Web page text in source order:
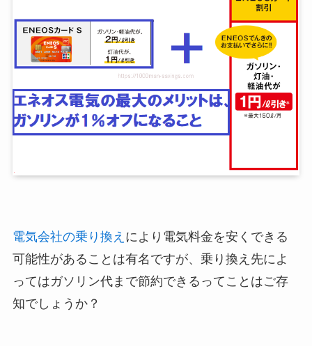
電気会社の乗り換え により電気料金を安くできる
可能性があることは有名ですが、乗り換え先によ
ってはガソリン代まで節約できるってことはご存
知でしょうか？